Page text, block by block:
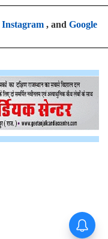
Instagram, and Google